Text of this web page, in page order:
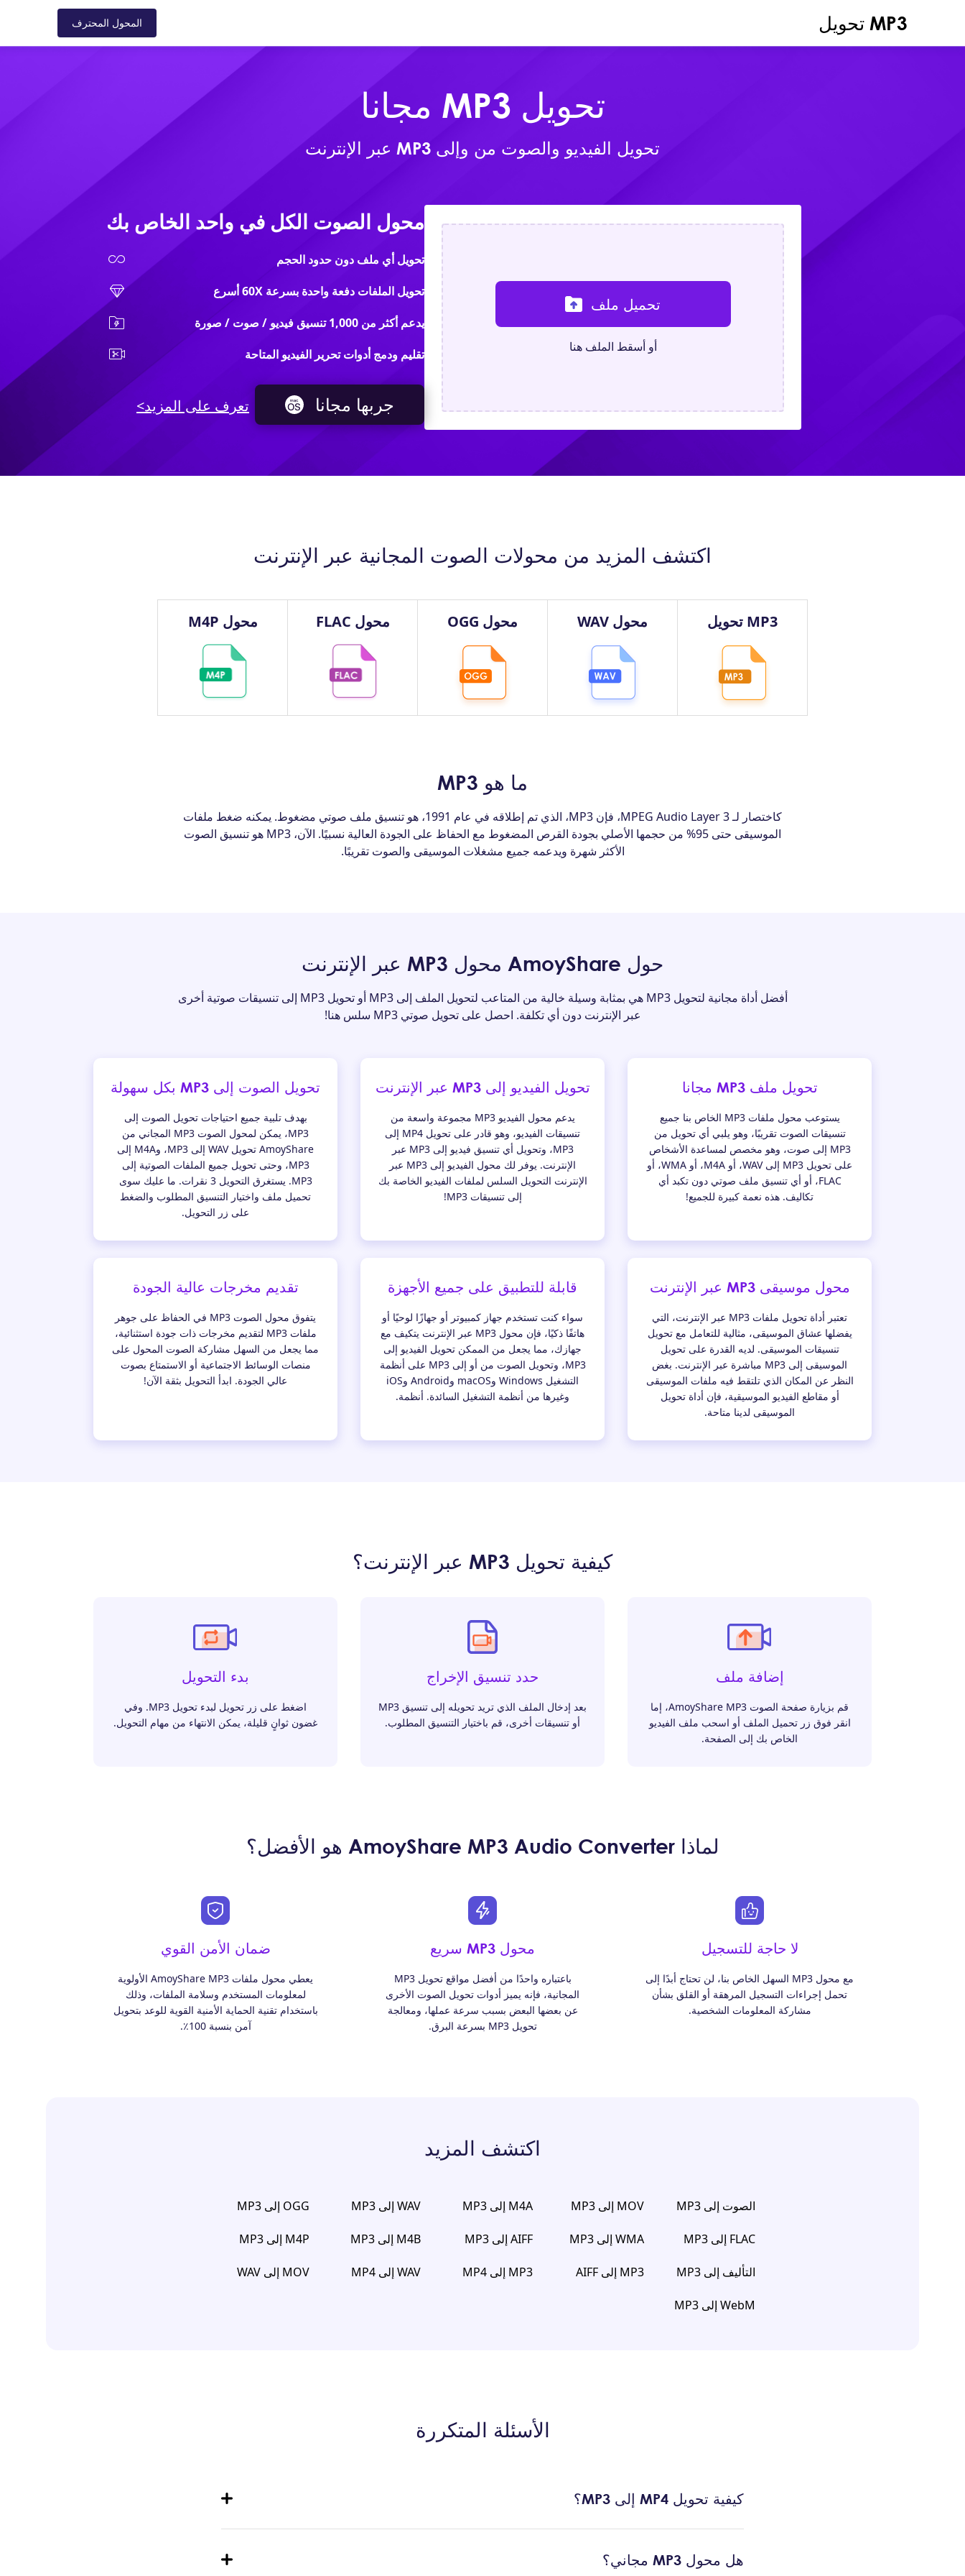
المدونة MP3 تحويل المحول المحترف
تحويل MP3 مجانا
تحويل الفيديو والصوت من وإلى MP3 عبر الإنترنت
تحميل ملف
أو أسقط الملف هنا
محول الصوت الكل في واحد الخاص بك
تحويل أي ملف دون حدود الحجم
تحويل الملفات دفعة واحدة بسرعة 60X أسرع
يدعم أكثر من 1,000 تنسيق فيديو / صوت / صورة
تقليم ودمج أدوات تحرير الفيديو المتاحة
جربها مجانا تعرف على المزيد>
اكتشف المزيد من محولات الصوت المجانية عبر الإنترنت
MP3 تحويل محول WAV محول OGG محول FLAC محول M4P
ما هو MP3
كاختصار لـ MPEG Audio Layer 3، فإن MP3، الذي تم إطلاقه في عام 1991، هو تنسيق ملف صوتي مضغوط. يمكنه ضغط ملفات
الموسيقى حتى 95% من حجمها الأصلي بجودة القرص المضغوط مع الحفاظ على الجودة العالية نسبيًا. الآن، MP3 هو تنسيق الصوت
الأكثر شهرة ويدعمه جميع مشغلات الموسيقى والصوت تقريبًا.
حول AmoyShare محول MP3 عبر الإنترنت
أفضل أداة مجانية لتحويل MP3 هي بمثابة وسيلة خالية من المتاعب لتحويل الملف إلى MP3 أو تحويل MP3 إلى تنسيقات صوتية أخرى
عبر الإنترنت دون أي تكلفة. احصل على تحويل صوتي MP3 سلس هنا!
تحويل ملف MP3 مجانا
يستوعب محول ملفات MP3 الخاص بنا جميع
تنسيقات الصوت تقريبًا، وهو يلبي أي تحويل من
MP3 إلى صوت، وهو مخصص لمساعدة الأشخاص
على تحويل MP3 إلى WAV، أو M4A، أو WMA، أو
FLAC، أو أي تنسيق ملف صوتي دون تكبد أي
تكاليف. هذه نعمة كبيرة للجميع!
تحويل الفيديو إلى MP3 عبر الإنترنت
يدعم محول الفيديو MP3 مجموعة واسعة من
تنسيقات الفيديو، وهو قادر على تحويل MP4 إلى
MP3، وتحويل أي تنسيق فيديو إلى MP3 عبر
الإنترنت. يوفر لك محول الفيديو إلى MP3 عبر
الإنترنت التحويل السلس لملفات الفيديو الخاصة بك
إلى تنسيقات MP3!
تحويل الصوت إلى MP3 بكل سهولة
بهدف تلبية جميع احتياجات تحويل الصوت إلى
MP3، يمكن لمحول الصوت MP3 المجاني من
AmoyShare تحويل WAV إلى MP3، وM4A إلى
MP3، وحتى تحويل جميع الملفات الصوتية إلى
MP3. يستغرق التحويل 3 نقرات. ما عليك سوى
تحميل ملف واختيار التنسيق المطلوب والضغط
على زر التحويل.
محول موسيقى MP3 عبر الإنترنت
تعتبر أداة تحويل ملفات MP3 عبر الإنترنت، التي
يفضلها عشاق الموسيقى، مثالية للتعامل مع تحويل
تنسيقات الموسيقى. لديه القدرة على تحويل
الموسيقى إلى MP3 مباشرة عبر الإنترنت. بغض
النظر عن المكان الذي تلتقط فيه ملفات الموسيقى
أو مقاطع الفيديو الموسيقية، فإن أداة تحويل
الموسيقى لدينا متاحة.
قابلة للتطبيق على جميع الأجهزة
سواء كنت تستخدم جهاز كمبيوتر أو جهازًا لوحيًا أو
هاتفًا ذكيًا، فإن محول MP3 عبر الإنترنت يتكيف مع
جهازك، مما يجعل من الممكن تحويل الفيديو إلى
MP3، وتحويل الصوت من أو إلى MP3 على أنظمة
التشغيل Windows وmacOS وAndroid وiOS
وغيرها من أنظمة التشغيل السائدة. أنظمة.
تقديم مخرجات عالية الجودة
يتفوق محول الصوت MP3 في الحفاظ على جوهر
ملفات MP3 لتقديم مخرجات ذات جودة استثنائية،
مما يجعل من السهل مشاركة الصوت المحول على
منصات الوسائط الاجتماعية أو الاستمتاع بصوت
عالي الجودة. ابدأ التحويل بثقة الآن!
كيفية تحويل MP3 عبر الإنترنت؟
إضافة ملف
قم بزيارة صفحة الصوت AmoyShare MP3، إما
انقر فوق زر تحميل الملف أو اسحب ملف الفيديو
الخاص بك إلى الصفحة.
حدد تنسيق الإخراج
بعد إدخال الملف الذي تريد تحويله إلى تنسيق MP3
أو تنسيقات أخرى، قم باختيار التنسيق المطلوب.
بدء التحويل
اضغط على زر تحويل لبدء تحويل MP3. وفي
غضون ثوانٍ قليلة، يمكن الانتهاء من مهام التحويل.
لماذا AmoyShare MP3 Audio Converter هو الأفضل؟
لا حاجة للتسجيل
مع محول MP3 السهل الخاص بنا، لن تحتاج أبدًا إلى
تحمل إجراءات التسجيل المرهقة أو القلق بشأن
مشاركة المعلومات الشخصية.
محول MP3 سريع
باعتباره واحدًا من أفضل مواقع تحويل MP3
المجانية، فإنه يميز أدوات تحويل الصوت الأخرى
عن بعضها البعض بسبب سرعة عملها، ومعالجة
تحويل MP3 بسرعة البرق.
ضمان الأمن القوي
يعطي محول ملفات AmoyShare MP3 الأولوية
لمعلومات المستخدم وسلامة الملفات، وذلك
باستخدام تقنية الحماية الأمنية القوية للوعد بتحويل
آمن بنسبة 100٪.
اكتشف المزيد
الصوت إلى MP3 MOV إلى MP3 M4A إلى MP3 WAV إلى MP3 OGG إلى MP3
FLAC إلى MP3 WMA إلى MP3 AIFF إلى MP3 M4B إلى MP3 M4P إلى MP3
التأليف إلى MP3 MP3 إلى AIFF MP3 إلى MP4 WAV إلى MP4 MOV إلى WAV
WebM إلى MP3
الأسئلة المتكررة
كيفية تحويل MP4 إلى MP3؟
هل محول MP3 مجاني؟